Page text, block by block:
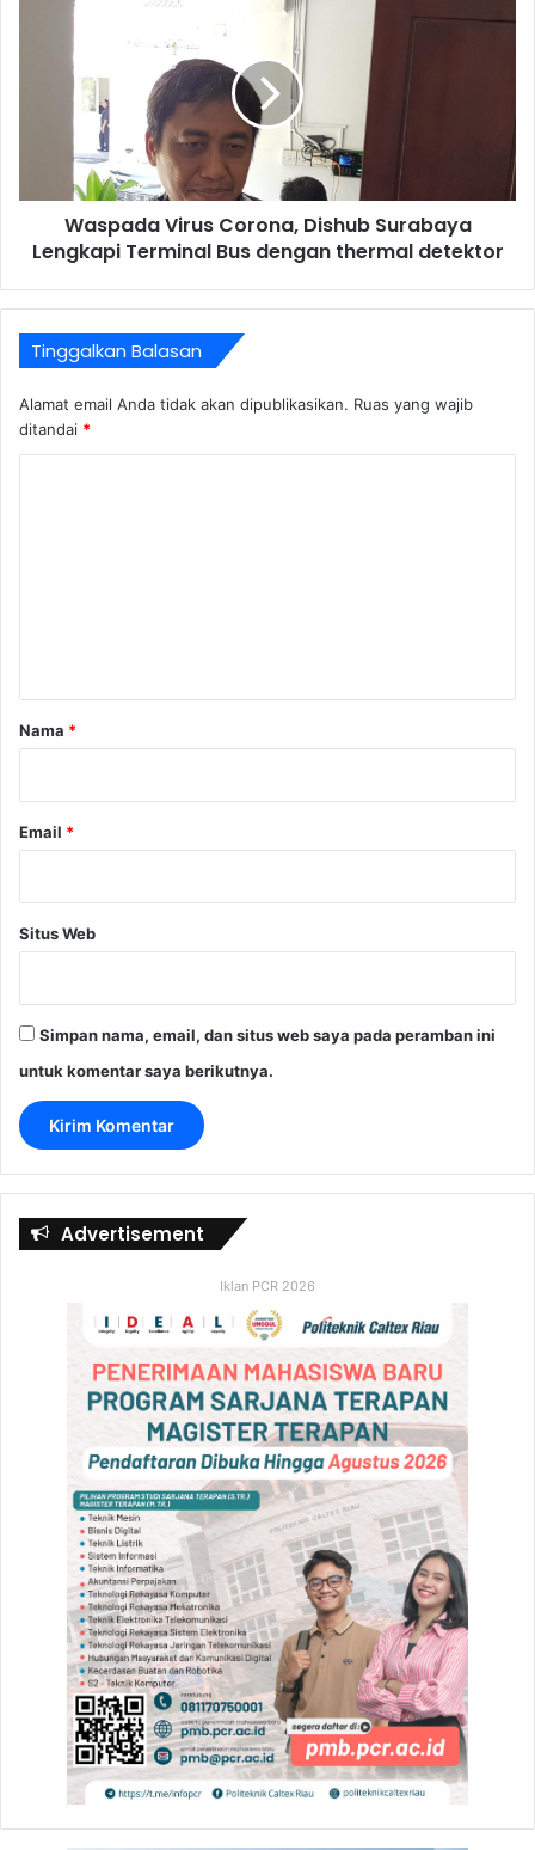
Waspada Virus Corona, Dishub Surabaya
Lengkapi Terminal Bus dengan thermal detektor
Tinggalkan Balasan
Alamat email Anda tidak akan dipublikasikan. Ruas yang wajib
ditandai *
r
Nama *
Email *
Situs Web
Simpan nama, email, dan situs web saya pada peramban ini
untuk komentar saya berikutnya.
Advertisement
Iklan PCR 2026